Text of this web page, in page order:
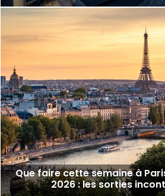
Que faire cette semaine à
2026 : les sorties